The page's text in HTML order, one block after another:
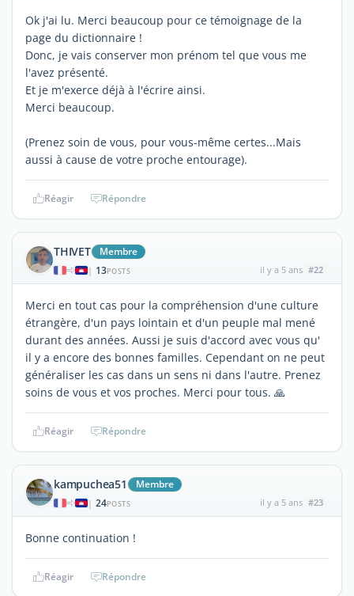
Ok j'ai lu. Merci beaucoup pour ce témoignage de la
page du dictionnaire !
Donc, je vais conserver mon prénom tel que vous me
l'avez présenté.
Et je m'exerce déjà à l'écrire ainsi.
Merci beaucoup.
(Prenez soin de vous, pour vous-même certes...Mais
aussi à cause de votre proche entourage).
Réagir Répondre
THIVET Membre
| 13POSTS il y a 5 ans #22
Merci en tout cas pour la compréhension d'une culture
étrangère, d'un pays lointain et d'un peuple mal mené
durant des années. Aussi je suis d'accord avec vous qu'
il y a encore des bonnes familles. Cependant on ne peut
généraliser les cas dans un sens ni dans l'autre. Prenez
soins de vous et vos proches. Merci pour tous. 🙏
Réagir Répondre
kampuchea51 Membre
| 24POSTS il y a 5 ans #23
Bonne continuation !
Réagir Répondre